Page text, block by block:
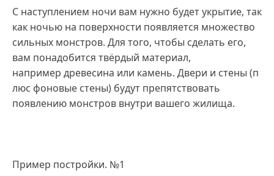
С наступлением ночи вам нужно будет укрытие, так
как ночью на поверхности появляется множество
сильных монстров. Для того, чтобы сделать его,
вам понадобится твёрдый материал,
например древесина или камень. Двери и стены (п
люс фоновые стены) будут препятствовать
появлению монстров внутри вашего жилища.
Пример постройки. №1